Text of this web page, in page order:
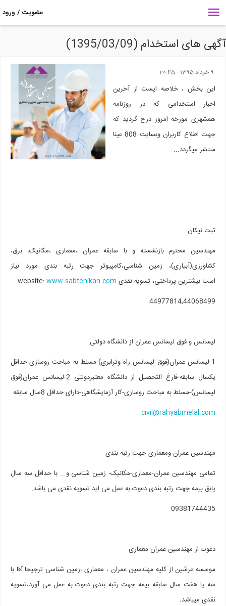
های استخدام (1395/03/09)
این بخش ، خلاصه ایست از آخرین
اخبار استخدامی که در روزنامه
همشهری مورخه امروز درج گردید که
جهت اطلاع کاربران وبسایت 808 عینا
منتشر میگردد...
ثبت نیکان
مهندسین محترم بازنشسته و با سابقه عمران ،معماری ،مکانیک، برق،
کشاورزی(آبیاری)، زمین شناسی،کامپیوتر جهت رتبه بندی مورد نیاز
است.بیشترین پرداختی، تسویه نقدی website:www.sabtenikan.com
44977814,44068499
لیسانس و فوق لیسانس عمران از دانشگاه دولتی
1-لیسانس عمران(فوق لیسانس راه وترابری)-مسلط به مباحث روسازی-حداقل
یکسال سابقه-فارغ التحصیل از دانشگاه معتبردولتی 2-لیسانس عمران(فوق
لیسانس)-مسلط به مباحث روسازی-کار آزمایشگاهی-دارای حداقل 8سال سابقه
civil@rahyabmelal.com
مهندسین عمران ومعماری جهت رتبه بندی
تمامی مهندسین عمران-معماری-مکانیک- زمین شناسی و... با حداقل سه سال
یابق بیمه جهت رتبه بندی دعوت به عمل می اید تسویه نقدی می باشد.
09381744435
دعوت از مهندسین عمران معماری
موسسه عرشین از کلیه مهندسین عمران ، معماری ،زمین شناسی ترجیحا آقا با
سه یا هفت سال سابقه بیمه جهت رتبه بندی دعوت به عمل می آورد،تسویه
نقدی میباشد.